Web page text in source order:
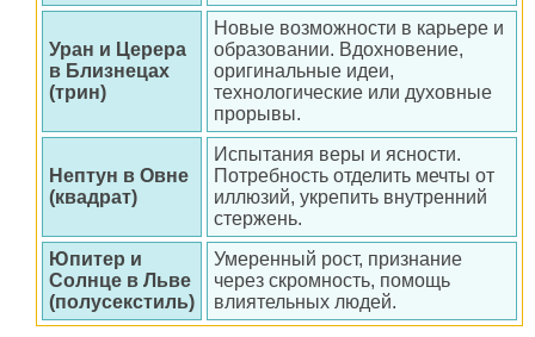
Уран и Церера
в Близнецах
(трин)
Новые возможности в карьере и
образовании. Вдохновение,
оригинальные идеи,
технологические или духовные
прорывы.
Нептун в Овне
(квадрат)
Испытания веры и ясности.
Потребность отделить мечты от
иллюзий, укрепить внутренний
стержень.
Юпитер и
Солнце в Льве
(полусекстиль)
Умеренный рост, признание
через скромность, помощь
влиятельных людей.